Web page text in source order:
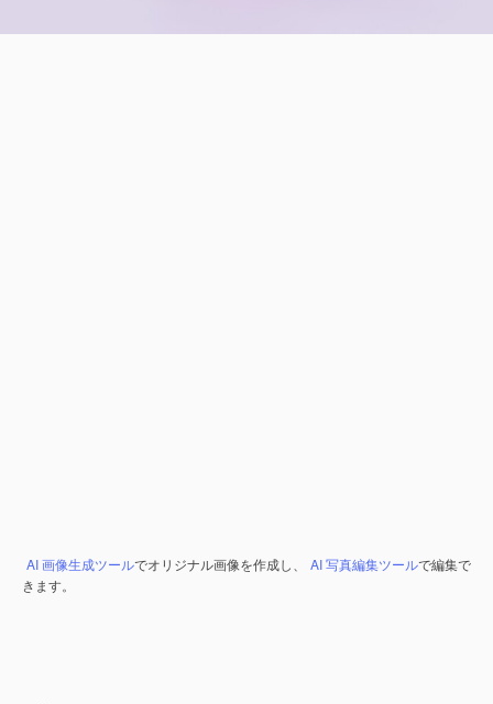
AI 画像生成ツールでオリジナル画像を作成し、 AI 写真編集ツールで編集で
きます。